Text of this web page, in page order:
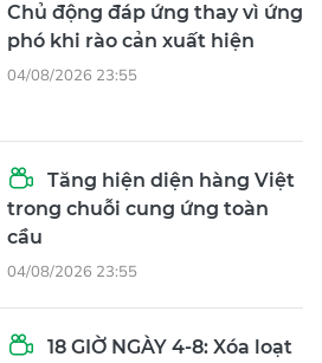
Chủ động đáp ứng thay vì ứng
phó khi rào cản xuất hiện
04/08/2026 23:55
Tăng hiện diện hàng Việt
trong chuỗi cung ứng toàn
cầu
04/08/2026 23:55
18 GIỜ NGÀY 4-8: Xóa loạt